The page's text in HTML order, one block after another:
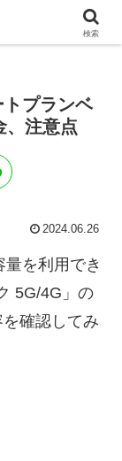
プランベ
、注意点
2024.06.26
を利用でき
5G/4G」の
確認してみ
検索